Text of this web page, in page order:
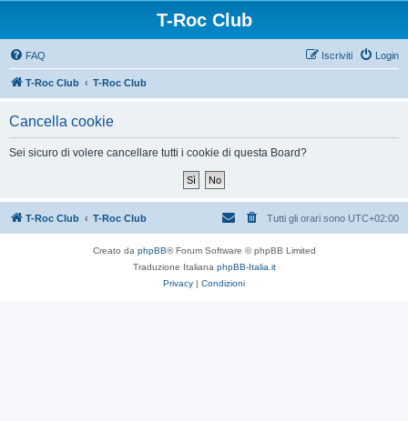
T-Roc Club
FAQ Login
Iscriviti
T-Roc Club T-Roc Club
Cancella cookie
Sei sicuro di volere cancellare tutti i cookie di questa Board?
T-Roc Club T-Roc Club Tutti gli orari sono UTC+02:00
Creato da phpBB® Forum Software © phpBB Limited
Traduzione Italiana phpBB-Italia.it
Privacy | Condizioni